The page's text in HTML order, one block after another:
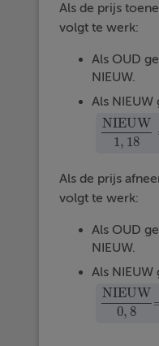
Als de prijs
volgt te werk:
Als OUD
NIEUW.
Als NIEUW
NIEUW
1, 18
NIEUW1,
Als de prijs
volgt te werk:
Als OUD
NIEUW.
Als NIEUW
NIEUW
0, 8
NIEUW0,